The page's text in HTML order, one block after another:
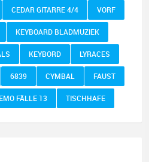
CEDAR GITARRE 4/4 VORF
KEYBOARD BLADMUZIEK
KEYBORD LYRACES
6839 CYMBAL FAUST
FÄLLE 13 TISCHHAFE